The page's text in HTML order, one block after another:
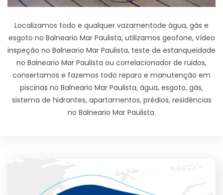
Localizamos todo e qualquer vazamentode água, gás e
esgoto no Balneario Mar Paulista, utilizamos geofone, vídeo
inspeção no Balneario Mar Paulista, teste de estanqueidade
no Balneario Mar Paulista ou correlacionador de ruidos,
consertamos e fazemos todo reparo e manutenção em
piscinas no Balneario Mar Paulista, água, esgoto, gás,
sistema de hidrantes, apartamentos, prédios, residências
no Balneario Mar Paulista.